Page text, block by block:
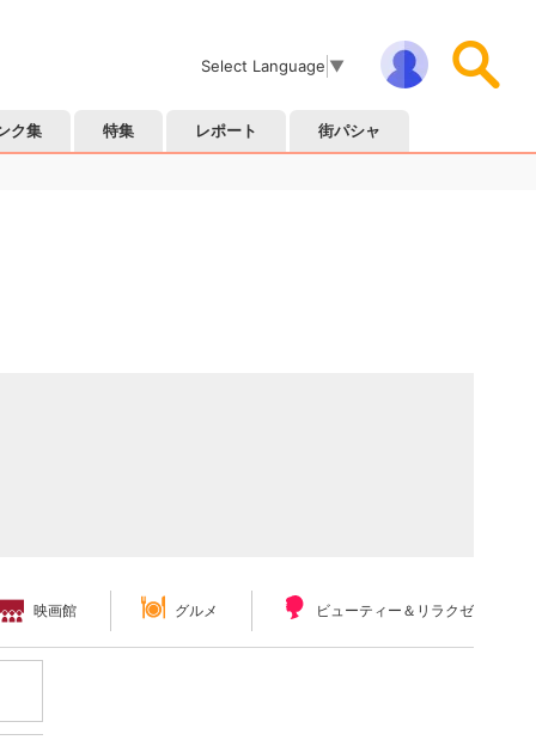
Select Language ▼
ク集 特集 レポート 街パシャ
映画館 グルメ ビューティー＆リラクゼーション